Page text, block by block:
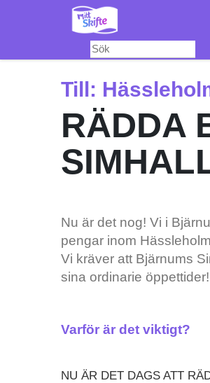
Till:
RÄDDA
Nu är det nog! Vi i
pengar inom
Vi kräver att Bjärnums
sina ordinarie öppettider!
Varför är det viktigt?
NU ÄR DET DAGS ATT